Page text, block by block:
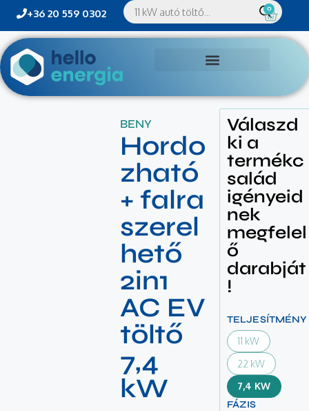
+36 20 559 0302 0
BENY
Hordo
zható
+ falra
szerel
hető
2in1
AC EV
töltő
7,4
kW
Válaszd
ki a
termékc
salád
igényeid
nek
megfelel
ő
darabját
!
TELJESÍTMÉNY
11 kW
22 kW
7,4 KW
FÁZIS